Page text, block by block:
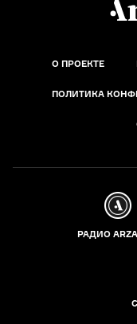
О ПРОЕКТЕ
ПОЛИТИКА
РАДИО